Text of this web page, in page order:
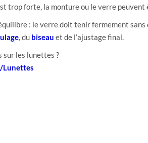
trop forte, la monture ou le verre
: le verre doit tenir fermement
, du biseau et de l’ajustage final.
sur les lunettes ?
Lunettes